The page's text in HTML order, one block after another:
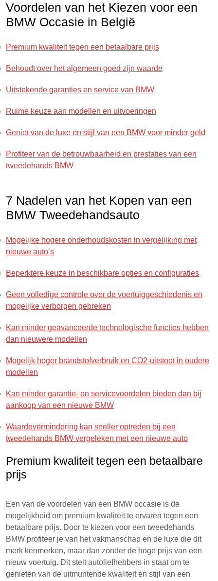
Voordelen van het Kiezen voor een
BMW Occasie in België
Premium kwaliteit tegen een betaalbare prijs
Behoudt over het algemeen goed zijn waarde
Uitstekende garanties en service van BMW
Ruime keuze aan modellen en uitvoeringen
Geniet van de luxe en stijl van een BMW voor minder geld
Profiteer van de betrouwbaarheid en prestaties van een
tweedehands BMW
7 Nadelen van het Kopen van een
BMW Tweedehandsauto
Mogelijke hogere onderhoudskosten in vergelijking met
nieuwe auto’s
Beperktere keuze in beschikbare opties en configuraties
Geen volledige controle over de voertuiggeschiedenis en
mogelijke verborgen gebreken
Kan minder geavanceerde technologische functies hebben
dan nieuwere modellen
Mogelijk hoger brandstofverbruik en CO2-uitstoot in oudere
modellen
Kan minder garantie- en servicevoordelen bieden dan bij
aankoop van een nieuwe BMW
Waardevermindering kan sneller optreden bij een
tweedehands BMW vergeleken met een nieuwe auto
Premium kwaliteit tegen een betaalbare
prijs
Een van de voordelen van een BMW occasie is de
mogelijkheid om premium kwaliteit te ervaren tegen een
betaalbare prijs. Door te kiezen voor een tweedehands
BMW profiteer je van het vakmanschap en de luxe die dit
merk kenmerken, maar dan zonder de hoge prijs van een
nieuw voertuig. Dit stelt autoliefhebbers in staat om te
genieten van de uitmuntende kwaliteit en stijl van een